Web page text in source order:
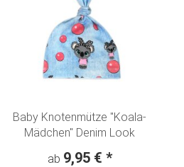
Baby Knotenmütze "Koala-
Mädchen" Denim Look
ab 9,95 € *